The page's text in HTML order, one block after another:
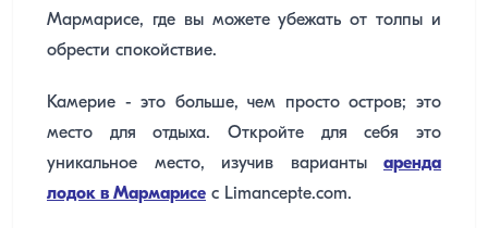
Мармарисе, где вы можете убежать от толпы и
обрести спокойствие.
Камерие - это больше, чем просто остров; это
место для отдыха. Откройте для себя это
уникальное место, изучив варианты аренда
лодок в Мармарисе с Limancepte.com.